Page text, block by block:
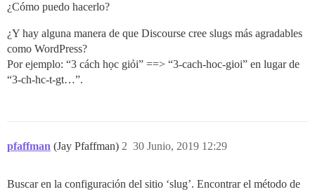
¿Cómo puedo hacerlo?
¿Y hay alguna manera de que Discourse cree slugs más agradables
como WordPress?
Por ejemplo: “3 cách học giỏi” ==> “3-cach-hoc-gioi” en lugar de
“3-ch-hc-t-gt…”.
pfaffman (Jay Pfaffman) 30 Junio, 2019 12:29
2
Buscar en la configuración del sitio ‘slug’. Encontrar el método de